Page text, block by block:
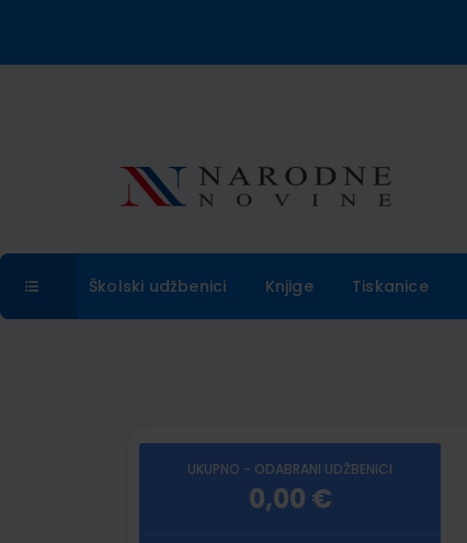
Školski udžbenici Knjige Tiskanice
UKUPNO - ODABRANI UDŽBENICI
0,00 €